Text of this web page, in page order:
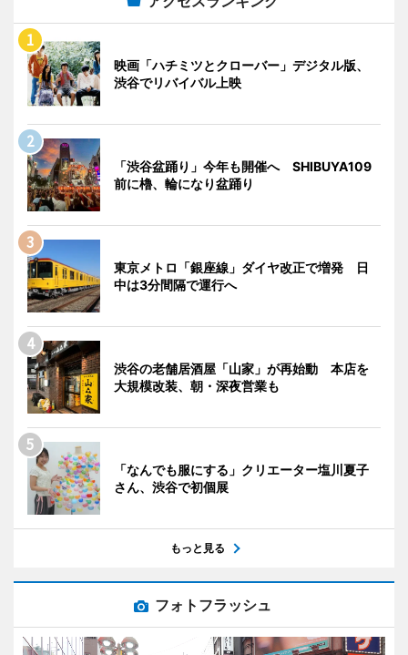
映画「ハチミツとクローバー」デジタル版、
渋谷でリバイバル上映
「渋谷盆踊り」今年も開催へ SHIBUYA109
前に櫓、輪になり盆踊り
東京メトロ「銀座線」ダイヤ改正で増発 日
中は3分間隔で運行へ
渋谷の老舗居酒屋「山家」が再始動 本店を
大規模改装、朝・深夜営業も
「なんでも服にする」クリエーター塩川夏子
さん、渋谷で初個展
もっと見る
フォトフラッシュ